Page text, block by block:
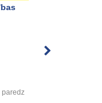
paredz